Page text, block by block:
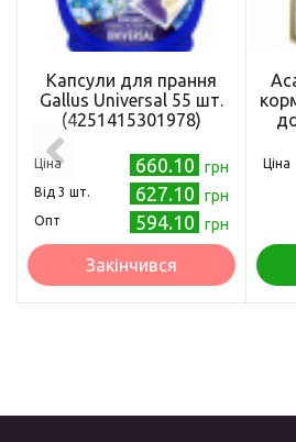
Капсули для прання
Gallus Universal 55 шт.
(4251415301978)
Ціна 660.10 грн
Від 3 шт. 627.10 грн
Опт 594.10 грн
Закінчився
Ціна